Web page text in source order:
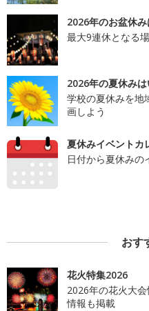
2026年のお盆休
最大9連休となる
2026年の夏休み
学校の夏休みを地
画しよう
夏休みイベントカ
日付から夏休みの
おす
花火特集2026
2026年の花火大
情報も掲載